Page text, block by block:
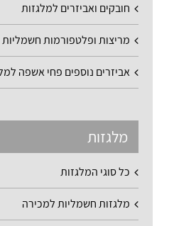
חובקים ואביזרים למלגזות
מריצות ופלטפורמות חשמליות
אביזרים נוספים פחי אשפה
מלגזות
כל סוגי המלגזות
מלגזות חשמליות למכירה